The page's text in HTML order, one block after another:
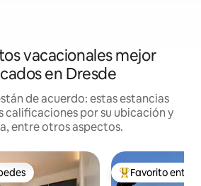
vacacionales mejor
en Dresde
de acuerdo: estas estancias
calificaciones por su ubicación y
entre otros aspectos.
De los mejores
Favorito entre